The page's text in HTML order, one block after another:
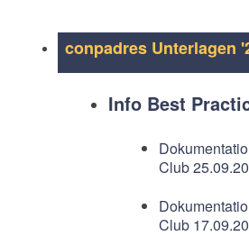
conpadres Unterlagen
Info Best
Club
Club